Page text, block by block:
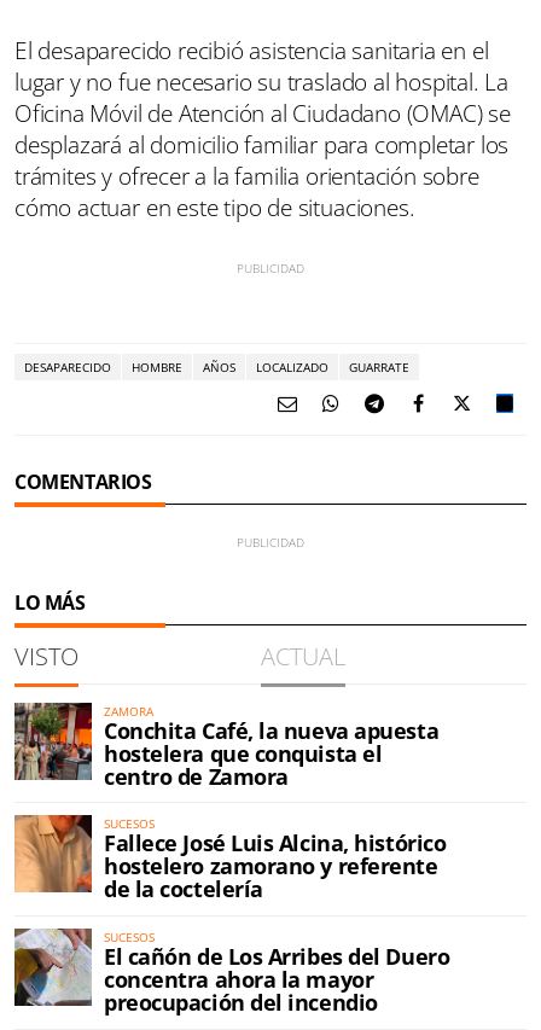
El desaparecido recibió asistencia sanitaria en el
lugar y no fue necesario su traslado al hospital. La
Oficina Móvil de Atención al Ciudadano (OMAC) se
desplazará al domicilio familiar para completar los
trámites y ofrecer a la familia orientación sobre
cómo actuar en este tipo de situaciones.
DESAPARECIDO HOMBRE AÑOS LOCALIZADO GUARRATE
COMENTARIOS
LO MÁS
VISTO ACTUAL
ZAMORA
Conchita Café, la nueva apuesta
hostelera que conquista el
centro de Zamora
SUCESOS
Fallece José Luis Alcina, histórico
hostelero zamorano y referente
de la coctelería
SUCESOS
El cañón de Los Arribes del Duero
concentra ahora la mayor
preocupación del incendio